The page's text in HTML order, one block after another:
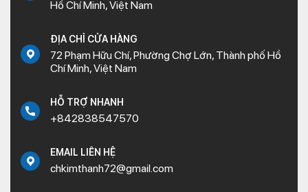
Hồ Chí Minh, Việt Nam
ĐỊA CHỈ CỬA HÀNG
72 Phạm Hữu Chí, Phường Chợ Lớn, Thành phố Hồ
Chí Minh, Việt Nam
HỖ TRỢ NHANH
+842838547570
EMAIL LIÊN HỆ
chkimthanh72@gmail.com